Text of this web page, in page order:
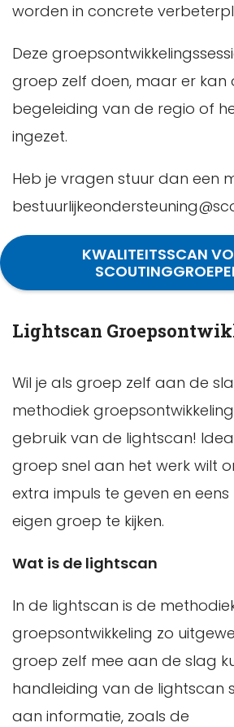
worden in concrete
Deze
groep zelf doen, maar er kan
begeleiding van de regio of
ingezet.
Heb je vragen stuur dan een
KWALITEITSSCAN
Lightscan
Wil je als groep zelf aan de
methodiek
gebruik van de lightscan!
groep snel aan het werk wilt
extra impuls te geven en eens
eigen groep te kijken.
Wat is de lightscan
In de lightscan is de
groepsontwikkeling zo
groep zelf mee aan de slag
handleiding van de lightscan
aan informatie, zoals de